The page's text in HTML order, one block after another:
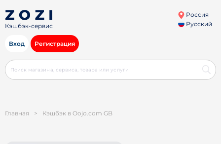
Кэшбэк-сервис
Россия
Русский
Вход Регистрация
Главная > Кэшбэк в Oojo.com GB